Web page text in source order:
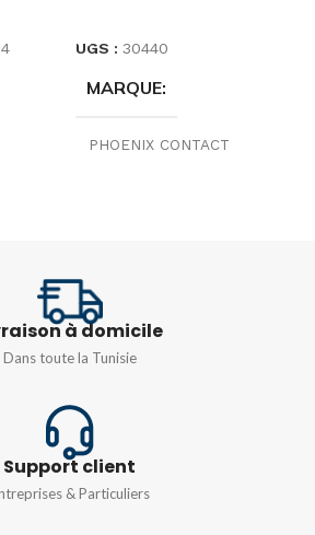
4
UGS : 30440
MARQUE
PHOENIX CONTACT
UT 10BU,UT 16BU
2,5BU
à domicile
Dans toute la Tunisie
Support client
& Particuliers